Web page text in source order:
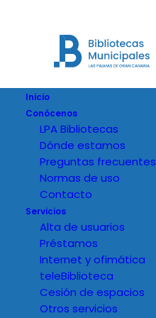
Inicio
Conócenos
LPA Bibliotecas
Dónde estamos
Preguntas frecuentes
Normas de uso
Contacto
Servicios
Alta de usuarios
Préstamos
Internet y ofimática
teleBiblioteca
Cesión de espacios
Otros servicios